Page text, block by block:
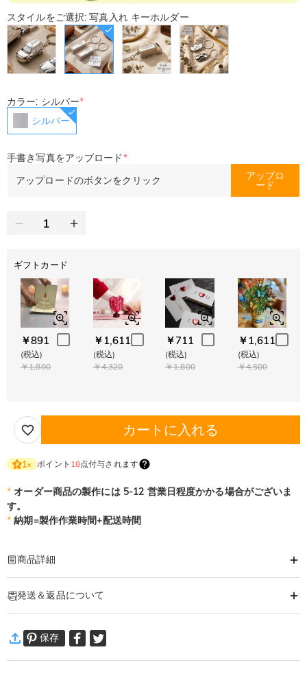
スタイルをご選択: 写真入れ キーホルダー
カラー: シルバー*
シルバー
手書き写真をアップロード*
アップロードのボタンをクリック
アップロ
ード
ギフトカード
￥891
(税込)
￥1,800
￥1,611
(税込)
￥4,320
￥711
(税込)
￥1,800
￥1,611
(税込)
￥4,500
カートに入れる
1× ポイント 18点付与されます
* オーダー商品の製作には 5-12 営業日程度かかる場合がございま
す。
* 納期=製作作業時間+配送時間
商品詳細
お手書きの写真で作ったバス型のキーホルダーです。
特別なデザインで、あなたの気持ちを形にして最適な贈り物です。
運転の安全を願う優しい言葉や、感謝、口に出さない愛の気持ちなどを刻み込
めます。
父の日や誕生日、車好きな方々へのプレゼントに超おすすめます！
発送＆返品について
万一、ご注文商品にご満足いただけない場合は、商品が到着後60日
保存